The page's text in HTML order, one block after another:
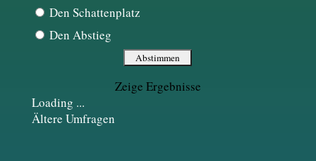
Den Schattenplatz
Den Abstieg
Zeige Ergebnisse
Loading ...
Ältere Umfragen